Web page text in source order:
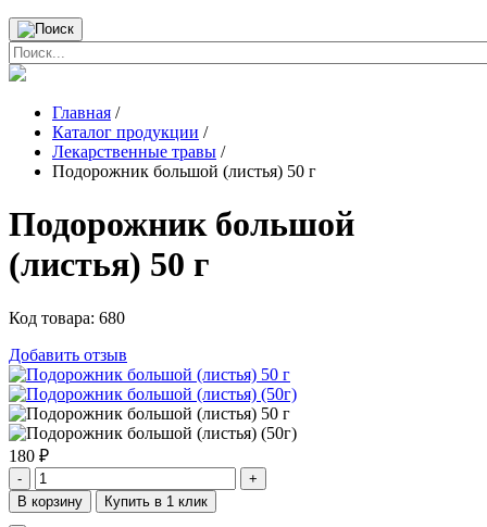
Главная /
Каталог продукции /
Лекарственные травы /
Подорожник большой (листья) 50 г
Подорожник большой
(листья) 50 г
Код товара: 680
Добавить отзыв
180 ₽
- +